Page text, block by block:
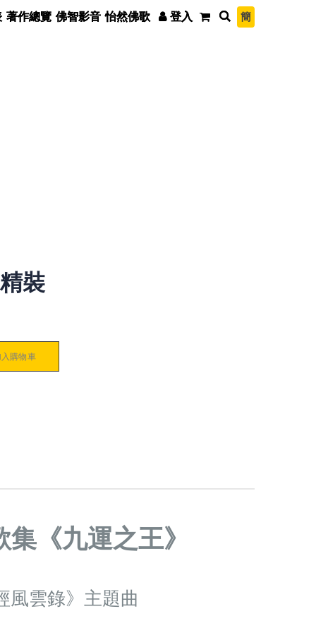
著作總覽 佛智影音 怡然佛歌 登入 簡
裝
入購物車
《九運之王》
風雲錄》主題曲